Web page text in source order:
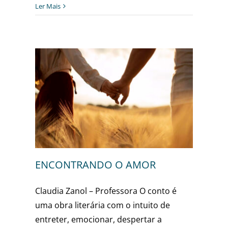
Ler Mais
ENCONTRANDO O AMOR
Claudia Zanol – Professora O conto é
uma obra literária com o intuito de
entreter, emocionar, despertar a